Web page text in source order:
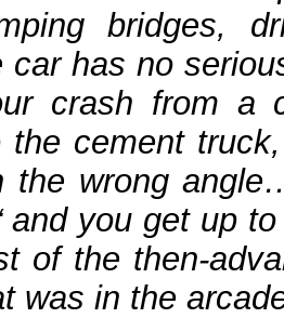
bridges,
car has no
crash from a
the cement
the wrong
and you get up
of the then-
was in the